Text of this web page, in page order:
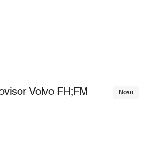
Novo
Volvo FH;FM